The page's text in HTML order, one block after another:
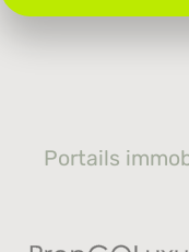
Portails